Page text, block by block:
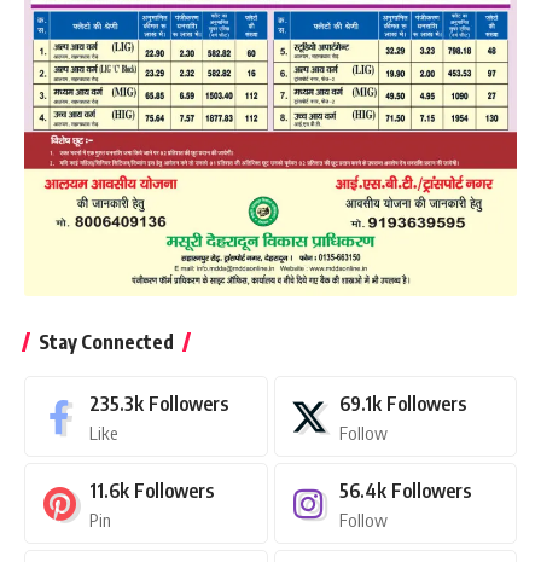
Stay Connected
235.3k Followers
Like
69.1k Followers
Follow
11.6k Followers
Pin
56.4k Followers
Follow